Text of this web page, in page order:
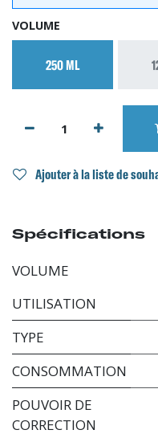
VOLUME
250 ML
Ajouter à la liste de
Spécifications
VOLUME
UTILISATION
TYPE
CONSOMMATION
POUVOIR DE
CORRECTION